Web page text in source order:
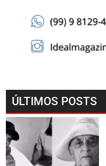
ÚLTIMOS POSTS